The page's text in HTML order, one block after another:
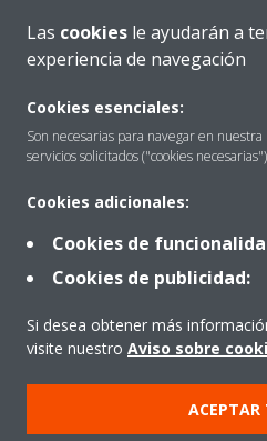
Quiénes somos
Destacados
Contactar con Daikin
Nuestros Productos
Cookies
Las cookies le ayudarán a
experiencia de navegación
Cookies esenciales:
Son necesarias para navegar en
servicios solicitados ("cookies
Cookies adicionales:
Cookies de
Cookies de publicidad:
Si desea obtener más
visite nuestro Aviso sobre
ACEPTAR